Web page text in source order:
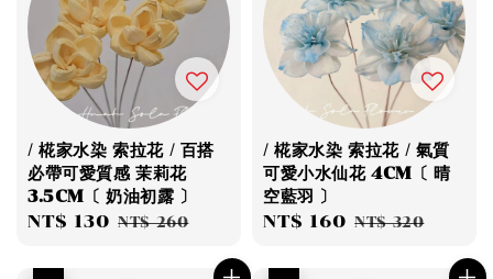
/ 椛家水染 索拉花 / 百搭
必帶可愛質感 茉莉花
3.5CM〔 奶油初露 〕
Sale
NT$ 130 Regular
NT$ 260
/ 椛家水染 索拉花 / 氣質
可愛小水仙花 4CM〔 晴
空藍羽 〕
Sale
NT$ 160 Regular
NT$ 320